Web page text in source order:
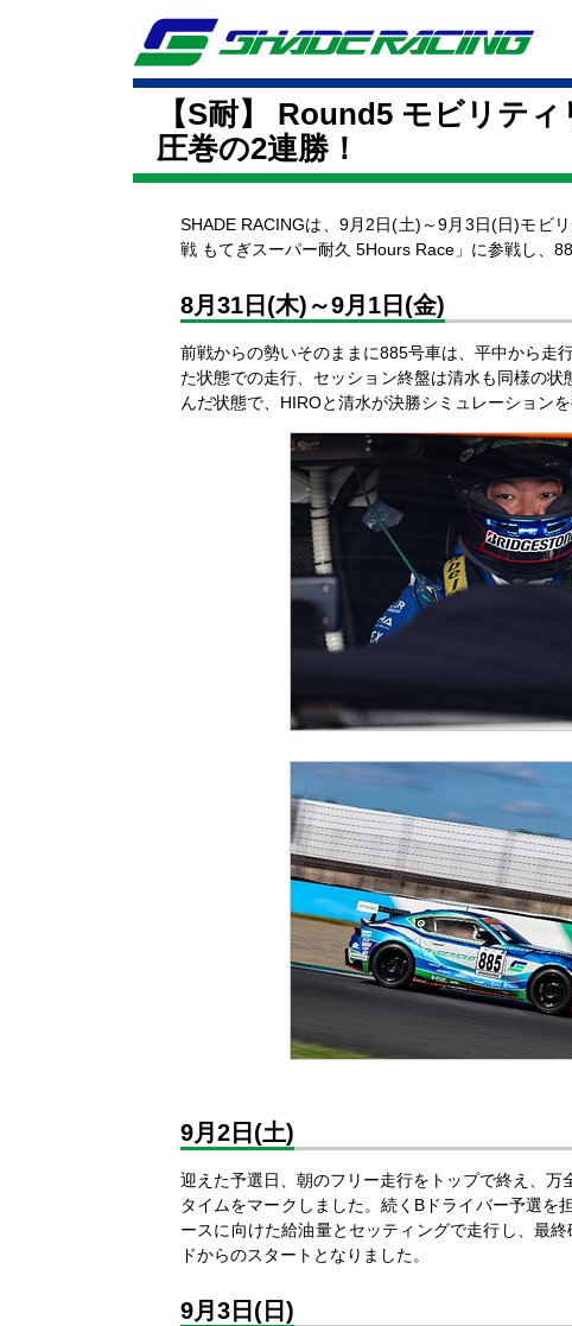
【S耐】 Round5 モビリティ
圧巻の2連勝！
SHADE RACINGは、9月2日(土)～9月3日(日)モビ
戦 もてぎスーパー耐久 5Hours Race」に参戦し、
8月31日(木)～9月1日(金)
前戦からの勢いそのままに885号車は、平中から走
た状態での走行、セッション終盤は清水も同様の
んだ状態で、HIROと清水が決勝シミュレーション
9月2日(土)
迎えた予選日、朝のフリー走行をトップで終え、
タイムをマークしました。続くBドライバー予選を
ースに向けた給油量とセッティングで走行し、最
ドからのスタートとなりました。
9月3日(日)